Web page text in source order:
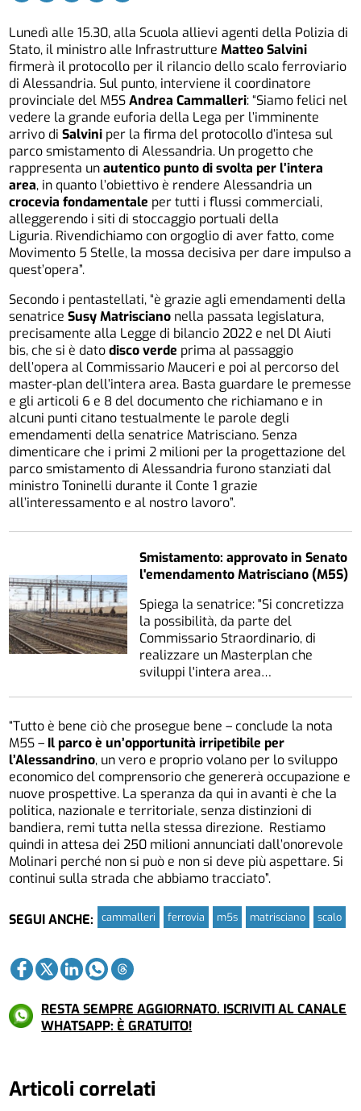
Lunedì alle 15.30, alla Scuola allievi agenti della Polizia di
Stato, il ministro alle Infrastrutture Matteo Salvini
firmerà il protocollo per il rilancio dello scalo ferroviario
di Alessandria. Sul punto, interviene il coordinatore
provinciale del M5SAndrea Cammalleri: “Siamo felici nel
vedere la grande euforia della Lega per l’imminente
arrivo diSalvini per la firma del protocollo d’intesa sul
parco smistamento di Alessandria. Un progetto che
rappresenta unautentico punto di svolta per l’intera
area, in quanto l’obiettivo è rendere Alessandria un
crocevia fondamentale per tutti i flussi commerciali,
alleggerendo i siti di stoccaggio portuali della
Liguria. Rivendichiamo con orgoglio di aver fatto, come
Movimento 5 Stelle, la mossa decisiva per dare impulso a
quest’opera”.
Secondo i pentastellati, “è grazie agli emendamenti della
senatriceSusy Matrisciano nella passata legislatura,
precisamente alla Legge di bilancio 2022 e nel Dl Aiuti
bis, che si è datodisco verde prima al passaggio
dell’opera al Commissario Mauceri e poi al percorso del
master-plan dell’intera area. Basta guardare le premesse
e gli articoli 6 e 8 del documento che richiamano e in
alcuni punti citano testualmente le parole degli
emendamenti della senatrice Matrisciano. Senza
dimenticare che i primi 2 milioni per la progettazione del
parco smistamento di Alessandria furono stanziati dal
ministro Toninelli durante il Conte 1 grazie
all’interessamento e al nostro lavoro”.
Smistamento: approvato in Senato
l'emendamento Matrisciano (M5S)
Spiega la senatrice: "Si concretizza
la possibilità, da parte del
Commissario Straordinario, di
realizzare un Masterplan che
sviluppi l'intera area…
“Tutto è bene ciò che prosegue bene – conclude la nota
M5S – Il parco è un’opportunità irripetibile per
l’Alessandrino, un vero e proprio volano per lo sviluppo
economico del comprensorio che genererà occupazione e
nuove prospettive. La speranza da qui in avanti è che la
politica, nazionale e territoriale, senza distinzioni di
bandiera, remi tutta nella stessa direzione. Restiamo
quindi in attesa dei 250 milioni annunciati dall’onorevole
Molinari perché non si può e non si deve più aspettare. Si
continui sulla strada che abbiamo tracciato”.
SEGUI ANCHE: cammalleri ferrovia m5s matrisciano scalo
RESTA SEMPRE AGGIORNATO. ISCRIVITI AL CANALE
WHATSAPP: È GRATUITO!
Articoli correlati